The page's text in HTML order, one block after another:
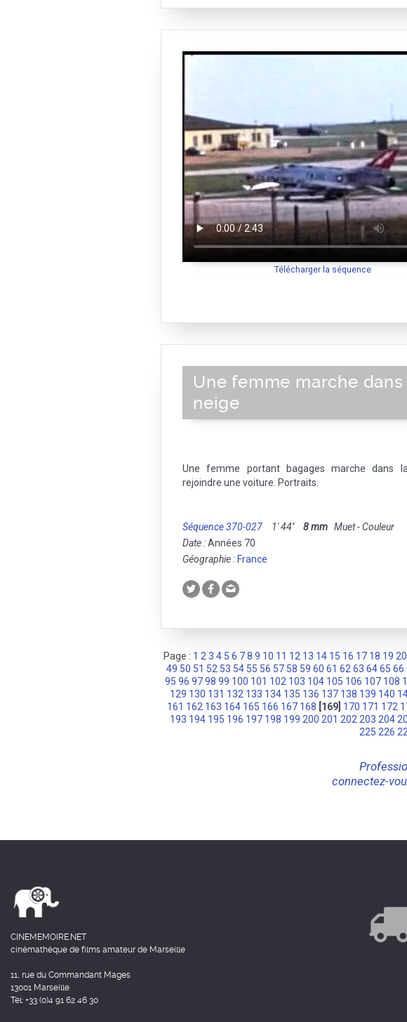
Télécharger la séquence
Une femme marche dans
neige
Une femme portant bagages marche dans
rejoindre une voiture. Portraits.
Séquence 370-027 1' 44'' 8 mm Muet - Couleur
Date :Années 70
Géographie : France
Page : 1 2 3 4 5 6 7 8 9 10 11 12 13 14 15 16 17 18 19 20
49 50 51 52 53 54 55 56 57 58 59 60 61 62 63 64 65 66
95 96 97 98 99 100 101 102 103 104 105 106 107 108
129 130 131 132 133 134 135 136 137 138 139 140
161 162 163 164 165 166 167 168 [169] 170 171 172
193 194 195 196 197 198 199 200 201 202 203 204
225 226
connectez-
CINEMEMOIRE.NET
cinémathèque de films amateur de Marseille
11, rue du Commandant Mages
13001 Marseille
Tél: +33 (0)4 91 62 46 30